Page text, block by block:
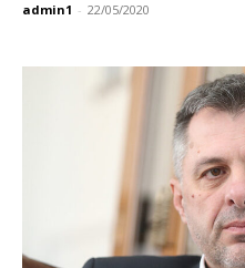
admin1 - 22/05/2020